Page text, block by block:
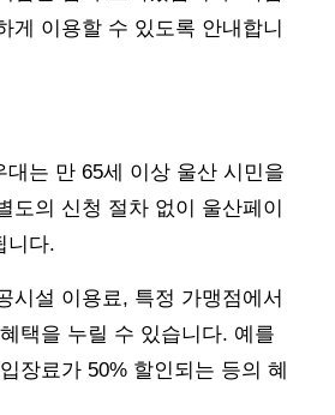
게 이용할 수 있도록 안내합니
대는 만 65세 이상 울산 시민을
도의 신청 절차 없이 울산페이
니다.
시설 이용료, 특정 가맹점에서
택을 누릴 수 있습니다. 예를
장료가 50% 할인되는 등의 혜